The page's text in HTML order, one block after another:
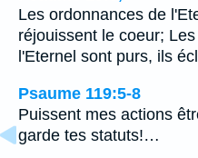
Les ordonnances de
réjouissent le coeur;
l'Eternel sont purs, ils
Psaume 119:5-8
Puissent mes actions
garde tes statuts!…